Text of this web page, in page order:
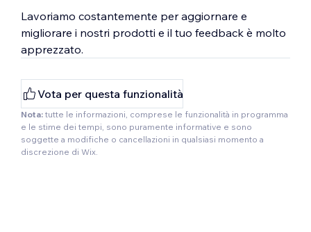
Lavoriamo costantemente per aggiornare e
migliorare i nostri prodotti e il tuo feedback è molto
apprezzato.
Vota per questa funzionalità
Nota: tutte le informazioni, comprese le funzionalità in programma
e le stime dei tempi, sono puramente informative e sono
soggette a modifiche o cancellazioni in qualsiasi momento a
discrezione di Wix.